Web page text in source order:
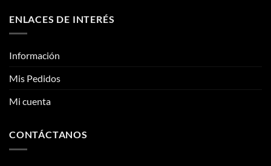
producto
ENLACES DE INTERÉS
Información
Mis Pedidos
Mi cuenta
CONTÁCTANOS